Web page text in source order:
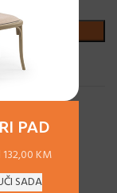
PAD
KM
SADA